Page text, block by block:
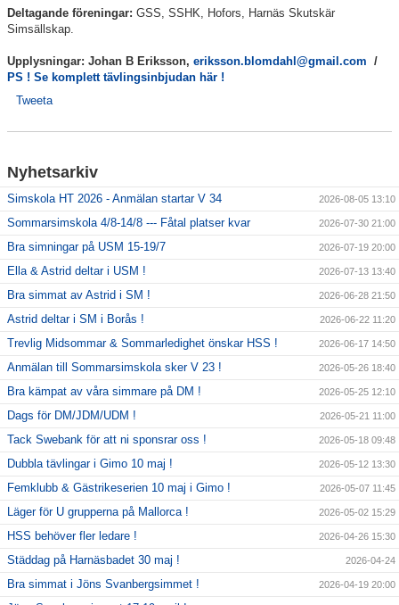
Deltagande föreningar: GSS, SSHK, Hofors, Harnäs Skutskär
Simsällskap.
Upplysningar: Johan B Eriksson, eriksson.blomdahl@gmail.com /
PS ! Se komplett tävlingsinbjudan här !
Tweeta
Nyhetsarkiv
Simskola HT 2026 - Anmälan startar V 34 2026-08-05 13:10
Sommarsimskola 4/8-14/8 --- Fåtal platser kvar 2026-07-30 21:00
Bra simningar på USM 15-19/7 2026-07-19 20:00
Ella & Astrid deltar i USM ! 2026-07-13 13:40
Bra simmat av Astrid i SM ! 2026-06-28 21:50
Astrid deltar i SM i Borås ! 2026-06-22 11:20
Trevlig Midsommar & Sommarledighet önskar HSS ! 2026-06-17 14:50
Anmälan till Sommarsimskola sker V 23 ! 2026-05-26 18:40
Bra kämpat av våra simmare på DM ! 2026-05-25 12:10
Dags för DM/JDM/UDM ! 2026-05-21 11:00
Tack Swebank för att ni sponsrar oss ! 2026-05-18 09:48
Dubbla tävlingar i Gimo 10 maj ! 2026-05-12 13:30
Femklubb & Gästrikeserien 10 maj i Gimo ! 2026-05-07 11:45
Läger för U grupperna på Mallorca ! 2026-05-02 15:29
HSS behöver fler ledare ! 2026-04-26 15:30
Städdag på Harnäsbadet 30 maj ! 2026-04-24
Bra simmat i Jöns Svanbergsimmet ! 2026-04-19 20:00